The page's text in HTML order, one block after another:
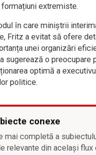
extremiste.
în care miniștrii
Fritz a evitat să ofere
unei organizări
sugerează o preocupare
optimă a
politice.
conexe
mai completă a
relevante din același flux